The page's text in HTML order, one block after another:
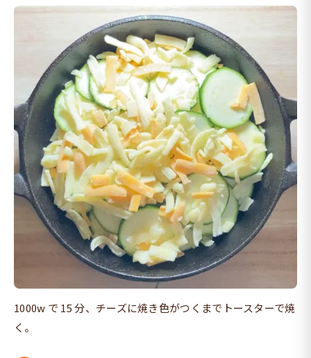
1000w で 15 分、チーズに焼き色がつくまでトースターで焼
く。